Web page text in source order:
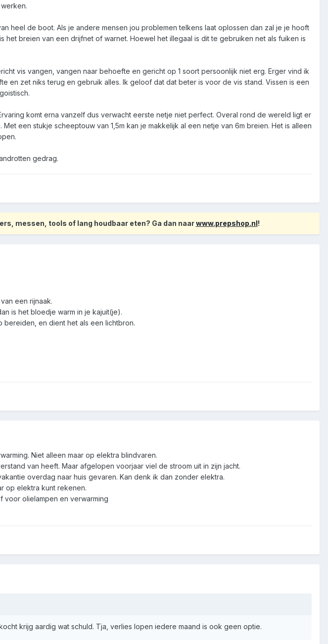
heel de boot. Als je andere mensen jou problemen telkens laat oplossen dan zal je je hooft
breien van een drijfnet of warnet. Hoewel het illegaal is dit te gebruiken net als fuiken is
vis vangen, vangen naar behoefte en gericht op 1 soort persoonlijk niet erg. Erger vind ik
en zet niks terug en gebruik alles. Ik geloof dat dat beter is voor de vis stand. Vissen is een
komt erna vanzelf dus verwacht eerste netje niet perfect. Overal rond de wereld ligt er
een stukje scheeptouw van 1,5m kan je makkelijk al een netje van 6m breien. Het is alleen
gedrag.
messen, tools of lang houdbaar eten? Ga dan naarwww.prepshop.nl!
een rijnaak.
is het bloedje warm in je kajuit(je).
en dient het als een lichtbron.
Niet alleen maar op elektra blindvaren.
van heeft. Maar afgelopen voorjaar viel de stroom uit in zijn jacht.
overdag naar huis gevaren. Kan denk ik dan zonder elektra.
op elektra kunt rekenen.
voor olielampen en verwarming
krijg aardig wat schuld. Tja, verlies lopen iedere maand is ook geen optie.